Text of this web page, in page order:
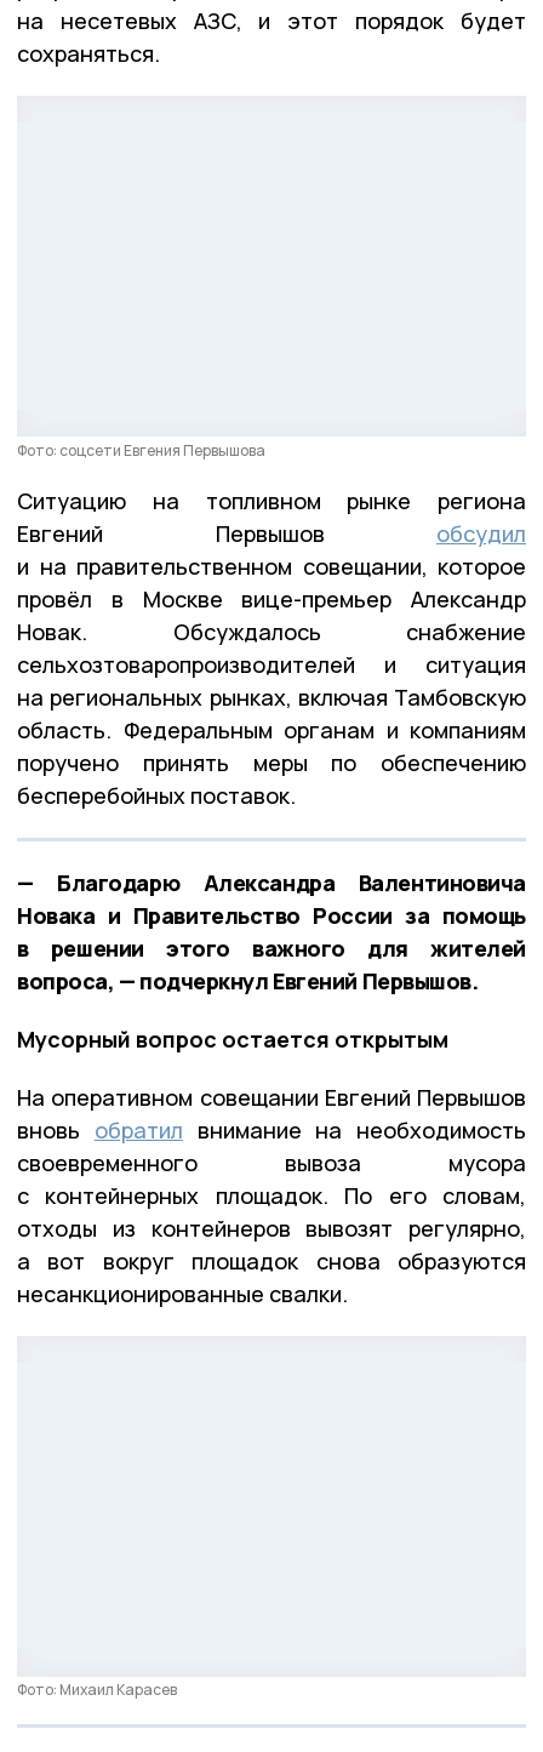
на несетевых АЗС, и этот порядок будет
сохраняться.
Фото: соцсети Евгения Первышова
Ситуацию на топливном рынке региона
Евгений Первышов обсудил
и на правительственном совещании, которое
провёл в Москве вице-премьер Александр
Новак. Обсуждалось снабжение
сельхозтоваропроизводителей и ситуация
на региональных рынках, включая Тамбовскую
область. Федеральным органам и компаниям
поручено принять меры по обеспечению
бесперебойных поставок.
— Благодарю Александра Валентиновича
Новака и Правительство России за помощь
в решении этого важного для жителей
вопроса, — подчеркнул Евгений Первышов.
Мусорный вопрос остается открытым
На оперативном совещании Евгений Первышов
вновь обратил внимание на необходимость
своевременного вывоза мусора
с контейнерных площадок. По его словам,
отходы из контейнеров вывозят регулярно,
а вот вокруг площадок снова образуются
несанкционированные свалки.
Фото: Михаил Карасев